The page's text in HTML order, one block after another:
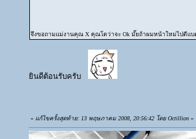
จึงขอถามแม่งานคุณ X คุณโตว่าจะ Ok มั๊ยถ้าผมหน้าใหม่ไปตีแบ
ยินดีต้อนรับครับ
« แก้ไขครั้งสุดท้าย: 13 พฤษภาคม 2008, 20:56:42 โดย Octillion»